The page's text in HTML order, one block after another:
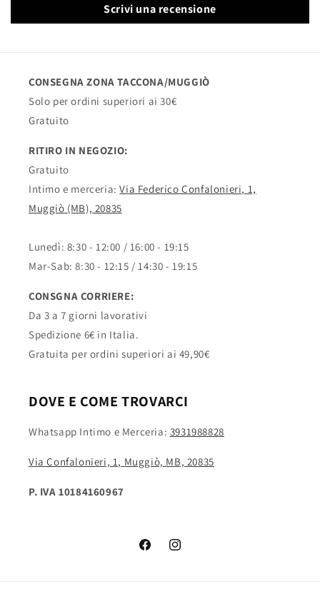
Scrivi una recensione
CONSEGNA ZONA TACCONA/MUGGIÒ
Solo per ordini superiori ai 30€
Gratuito
RITIRO IN NEGOZIO:
Gratuito
Intimo e merceria:Via Federico Confalonieri, 1,
Muggiò (MB), 20835
Lunedì: 8:30 - 12:00 / 16:00 - 19:15
Mar-Sab: 8:30 - 12:15 / 14:30 - 19:15
CONSGNA CORRIERE:
Da 3 a 7 giorni lavorativi
Spedizione 6€ in Italia.
Gratuita per ordini superiori ai 49,90€
DOVE E COME TROVARCI
Whatsapp Intimo e Merceria: 3931988828
Via Confalonieri, 1, Muggiò, MB, 20835
P. IVA 10184160967
FacebookInstagram